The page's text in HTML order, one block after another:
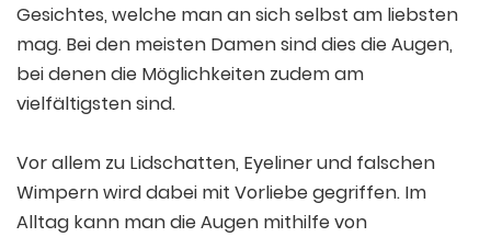
Gesichtes, welche man an sich selbst am liebsten
mag. Bei den meisten Damen sind dies die Augen,
bei denen die Möglichkeiten zudem am
vielfältigsten sind.
Vor allem zu Lidschatten, Eyeliner und falschen
Wimpern wird dabei mit Vorliebe gegriffen. Im
Alltag kann man die Augen mithilfe von